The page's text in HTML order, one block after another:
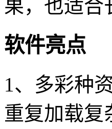
果，也适合
软件亮点
1、多彩种
重复加载复